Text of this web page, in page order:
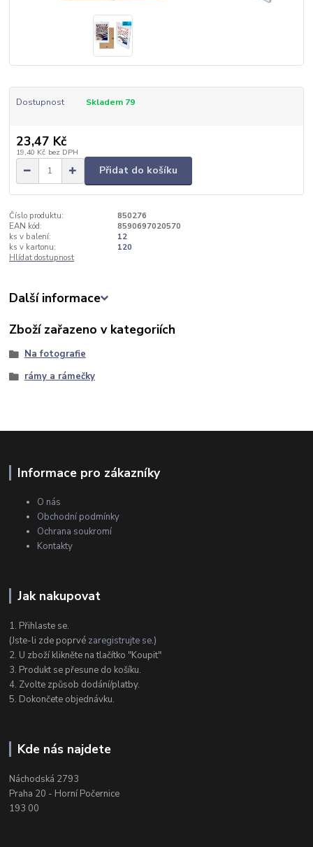
Dostupnost Skladem 79
23,47 Kč
19,40 Kč bez DPH
Přidat do košíku
Číslo produktu:
850276
EAN kód:
8590697020570
ks v balení:
12
ks v kartonu:
120
Hlídat dostupnost
Další informace
Zboží zařazeno v kategoriích
Na fotografie
rámy a rámečky
Informace pro zákazníky
O nás
Obchodní podmínky
Ochrana soukromí
Kontakty
Jak nakupovat
1. Přihlaste se.
(Jste-li zde poprvé zaregistrujte se.)
2. U zboží klikněte na tlačítko "Koupit"
3. Produkt se přesune do košíku.
4. Zvolte způsob dodání/platby.
5. Dokončete objednávku.
Kde nás najdete
Náchodská 2793
Praha 20 - Horní Počernice
193 00